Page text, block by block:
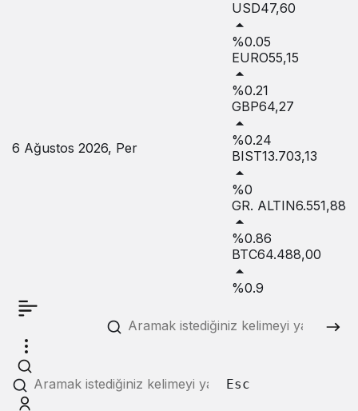
6 Ağustos 2026, Per
USD47,60
%0.05
EURO55,15
%0.21
GBP64,27
%0.24
BIST13.703,13
%0
GR. ALTIN6.551,88
%0.86
BTC64.488,00
%0.9
Esc